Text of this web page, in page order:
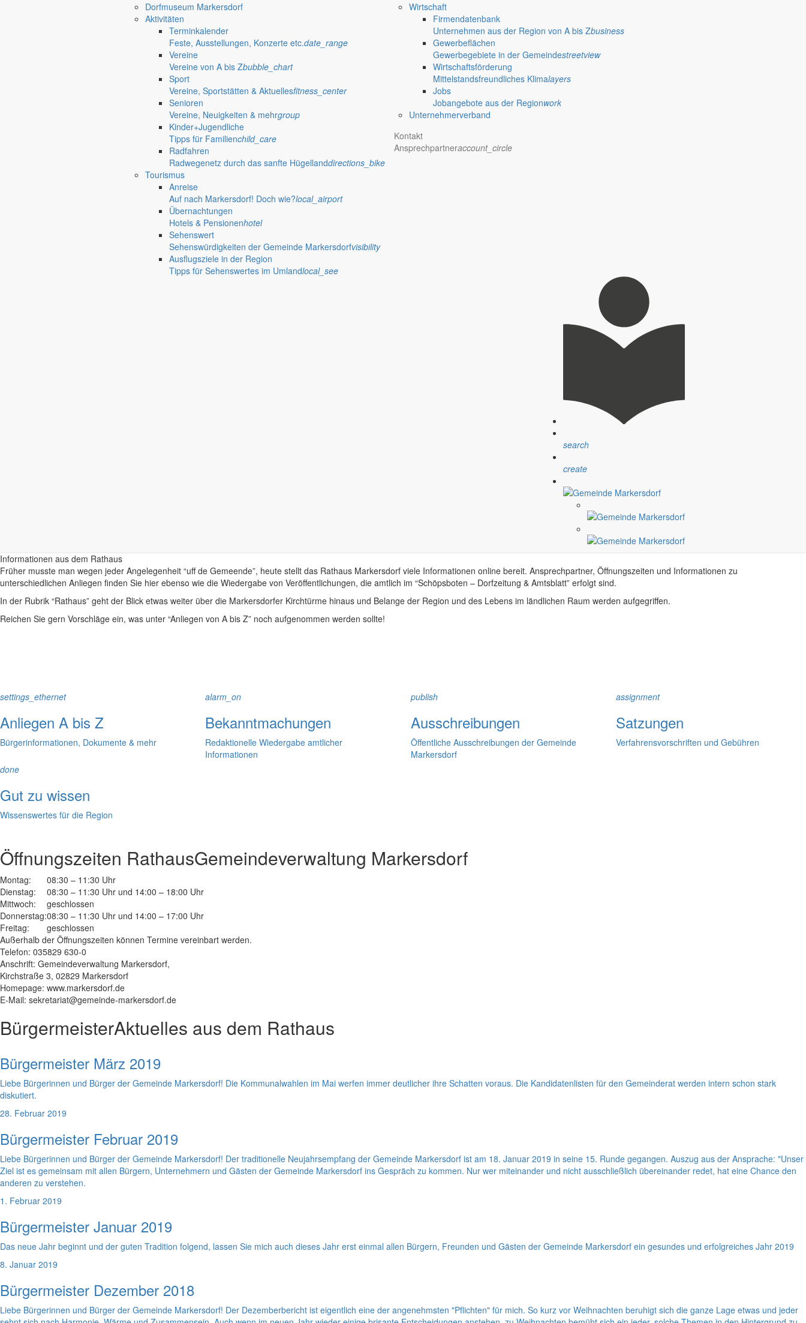
Dorfmuseum Markersdorf
Aktivitäten
Terminkalender
Feste, Ausstellungen, Konzerte etc.date_range
Vereine
Vereine von A bis Zbubble_chart
Sport
Vereine, Sportstätten & Aktuellesfitness_center
Senioren
Vereine, Neuigkeiten & mehrgroup
Kinder+Jugendliche
Tipps für Familienchild_care
Radfahren
Radwegenetz durch das sanfte Hügellanddirections_bike
Tourismus
Anreise
Auf nach Markersdorf! Doch wie?local_airport
Übernachtungen
Hotels & Pensionenhotel
Sehenswert
Sehenswürdigkeiten der Gemeinde Markersdorfvisibility
Ausflugsziele in der Region
Tipps für Sehenswertes im Umlandlocal_see
Wirtschaft
Firmendatenbank
Unternehmen aus der Region von A bis Zbusiness
Gewerbeflächen
Gewerbegebiete in der Gemeindestreetview
Wirtschaftsförderung
Mittelstandsfreundliches Klimalayers
Jobs
Jobangebote aus der Regionwork
Unternehmerverband
Kontakt
Ansprechpartneraccount_circle
search
create
Informationen aus dem Rathaus
Früher musste man wegen jeder Angelegenheit “uff de Gemeende”, heute stellt das Rathaus Markersdorf viele Informationen online bereit. Ansprechpartner, Öffnungszeiten und Informationen zu
unterschiedlichen Anliegen finden Sie hier ebenso wie die Wiedergabe von Veröffentlichungen, die amtlich im “Schöpsboten – Dorfzeitung & Amtsblatt” erfolgt sind.
In der Rubrik “Rathaus” geht der Blick etwas weiter über die Markersdorfer Kirchtürme hinaus und Belange der Region und des Lebens im ländlichen Raum werden aufgegriffen.
Reichen Sie gern Vorschläge ein, was unter “Anliegen von A bis Z” noch aufgenommen werden sollte!
settings_ethernet
Anliegen A bis Z
Bürgerinformationen, Dokumente & mehr
alarm_on
Bekanntmachungen
Redaktionelle Wiedergabe amtlicher
Informationen
publish
Ausschreibungen
Öffentliche Ausschreibungen der Gemeinde
Markersdorf
assignment
Satzungen
Verfahrensvorschriften und Gebühren
done
Gut zu wissen
Wissenswertes für die Region
Öffnungszeiten RathausGemeindeverwaltung Markersdorf
Montag:
08:30 – 11:30 Uhr
Dienstag:
08:30 – 11:30 Uhr und 14:00 – 18:00 Uhr
Mittwoch:
geschlossen
Donnerstag:08:30 – 11:30 Uhr und 14:00 – 17:00 Uhr
Freitag:
geschlossen
Außerhalb der Öffnungszeiten können Termine vereinbart werden.
Telefon: 035829 630-0
Anschrift: Gemeindeverwaltung Markersdorf,
Kirchstraße 3, 02829 Markersdorf
Homepage: www.markersdorf.de
E-Mail: sekretariat@gemeinde-markersdorf.de
BürgermeisterAktuelles aus dem Rathaus
Bürgermeister März 2019
Liebe Bürgerinnen und Bürger der Gemeinde Markersdorf! Die Kommunalwahlen im Mai werfen immer deutlicher ihre Schatten voraus. Die Kandidatenlisten für den Gemeinderat werden intern schon stark
diskutiert.
28. Februar 2019
Bürgermeister Februar 2019
Liebe Bürgerinnen und Bürger der Gemeinde Markersdorf! Der traditionelle Neujahrsempfang der Gemeinde Markersdorf ist am 18. Januar 2019 in seine 15. Runde gegangen. Auszug aus der Ansprache: "Unser
Ziel ist es gemeinsam mit allen Bürgern, Unternehmern und Gästen der Gemeinde Markersdorf ins Gespräch zu kommen. Nur wer miteinander und nicht ausschließlich übereinander redet, hat eine Chance den
anderen zu verstehen.
1. Februar 2019
Bürgermeister Januar 2019
Das neue Jahr beginnt und der guten Tradition folgend, lassen Sie mich auch dieses Jahr erst einmal allen Bürgern, Freunden und Gästen der Gemeinde Markersdorf ein gesundes und erfolgreiches Jahr 2019
8. Januar 2019
Bürgermeister Dezember 2018
Liebe Bürgerinnen und Bürger der Gemeinde Markersdorf! Der Dezemberbericht ist eigentlich eine der angenehmsten "Pflichten" für mich. So kurz vor Weihnachten beruhigt sich die ganze Lage etwas und jeder